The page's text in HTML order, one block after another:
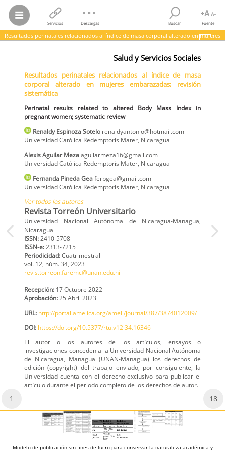
Servicios Descargas Buscar Fuente
Resultados perinatales relacionados al índice de masa corporal alterado en mujeres
embarazadas; revisión sistemática
Renaldy Espinoza Sotelo; Alexis Aguilar Meza; Fernanda Pineda Gea;
Resultados perinatales relacionados al índice de masa corporal
alterado en mujeres embarazadas; revisión sistemática
Perinatal results related to altered Body Mass Index in pregnant
Revista Torreón Universitario,vol.
12, núm. 34, 2023
Universidad Nacional Autónoma de Nicaragua-Managua
Salud y Servicios Sociales
Resultados perinatales relacionados al índice de masa
corporal alterado en mujeres embarazadas; revisión
sistemática
Perinatal results related to altered Body Mass Index in
pregnant women; systematic review
Renaldy Espinoza Sotelo renaldyantonio@hotmail.com
Universidad Católica Redemptoris Mater, Nicaragua
AlexisAguilar Mezaaguilarmeza16@gmail.com
Universidad Católica Redemptoris Mater, Nicaragua
Fernanda Pineda Geaferpgea@gmail.com
Universidad Católica Redemptoris Mater, Nicaragua
Ver todos los autores
Revista Torreón Universitario
Universidad Nacional Autónoma de Nicaragua-Managua,
Nicaragua
ISSN:2410-5708
ISSN-e:2313-7215
Periodicidad:Cuatrimestral
vol. 12,
núm. 34, 2023
revis.torreon.faremc@unan.edu.ni
Recepción:
17 Octubre 2022
Aprobación:
25 Abril 2023
URL: http://portal.amelica.org/ameli/journal/387/3874012009/
DOI: https://doi.org/10.5377/rtu.v12i34.16346
El autor o los autores de los artículos, ensayos o
investigaciones conceden a la Universidad Nacional Autónoma
de Nicaragua, Managua (UNAN-Managua) los derechos de
edición (copyright) del trabajo enviado, por consiguiente, la
Universidad cuenta con el derecho exclusivo para publicar el
artículo durante el periodo completo de los derechos de autor.
1 18
Modelo de publicación sin fines de lucro para conservar la naturaleza académica y